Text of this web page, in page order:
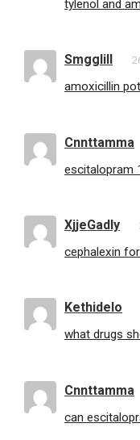
tylenol and
Smgglill
amoxicillin
Cnnttamma
escitalopram
XjjeGadly
cephalexin
Kethidelo
what drugs
Cnnttamma
can